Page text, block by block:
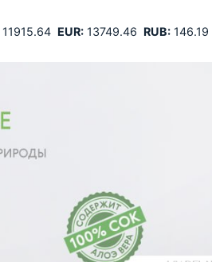
EUR:13749.46 RUB:146.19